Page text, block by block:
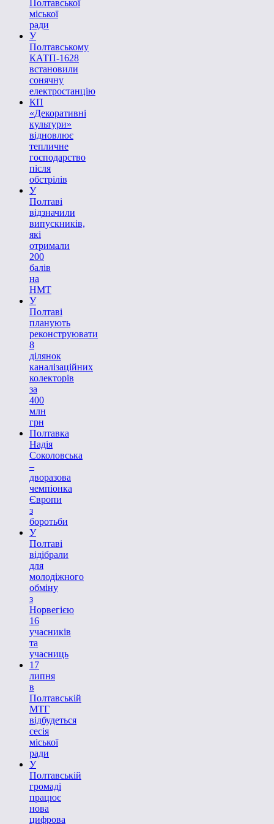
Полтавської
міської
ради
У
Полтавському
КАТП-1628
встановили
сонячну
електростанцію
КП
«Декоративні
культури»
відновлює
тепличне
господарство
після
обстрілів
У
Полтаві
відзначили
випускників,
які
отримали
200
балів
на
НМТ
У
Полтаві
планують
реконструювати
8
ділянок
каналізаційних
колекторів
за
400
млн
грн
Полтавка
Надія
Соколовська
–
дворазова
чемпіонка
Європи
з
боротьби
У
Полтаві
відібрали
для
молодіжного
обміну
з
Норвегією
16
учасників
та
учасниць
17
липня
в
Полтавській
МТГ
відбудеться
сесія
міської
ради
У
Полтавській
громаді
працює
нова
цифрова